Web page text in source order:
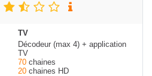
TV
Décodeur (max 4) + application
TV
70 chaines
20 chaines HD